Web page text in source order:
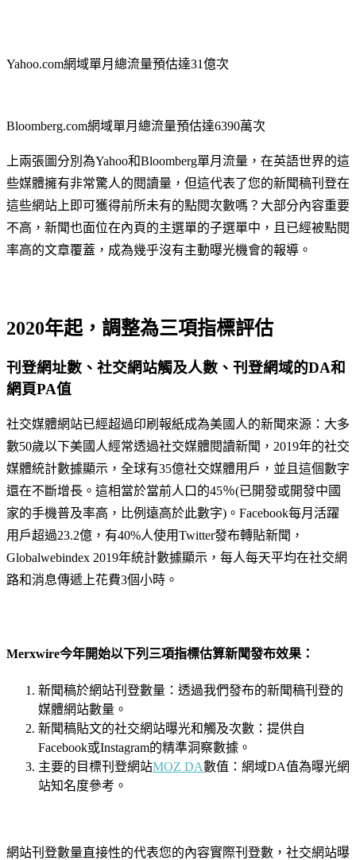
Yahoo.com網域單月總流量預估達31億次
Bloomberg.com網域單月總流量預估達6390萬次
上兩張圖分別為Yahoo和Bloomberg單月流量，在英語世界的這
些媒體擁有非常驚人的閱讀量，但這代表了您的新聞稿刊登在
這些網站上即可獲得前所未有的點閱次數嗎？大部分內容重要
不高，新聞也面位在內頁的主選單的子選單中，且已經被點閱
率高的文章覆蓋，成為幾乎沒有主動曝光機會的報導。
2020年起，調整為三項指標評估
刊登網址數、社交網站觸及人數、刊登網域的DA和
網頁PA值
社交媒體網站已經超過印刷報紙成為美國人的新聞來源：大多
數50歲以下美國人經常透過社交媒體閱讀新聞，2019年的社交
媒體統計數據顯示，全球有35億社交媒體用戶，並且這個數字
還在不斷增長。這相當於當前人口的45％(已開發或開發中國
家的手機普及率高，比例遠高於此數字)。Facebook每月活躍
用戶超過23.2億，有40%人使用Twitter發布轉貼新聞，
Globalwebindex 2019年統計數據顯示，每人每天平均在社交網
路和消息傳遞上花費3個小時。
Merxwire今年開始以下列三項指標估算新聞發布效果：
新聞稿於網站刊登數量：透過我們發布的新聞稿刊登的
媒體網站數量。
新聞稿貼文的社交網站曝光和觸及次數：提供自
Facebook或Instagram的精準洞察數據。
主要的目標刊登網站MOZ DA數值：網域DA值為曝光網
站知名度參考。
網站刊登數量直接性的代表您的內容實際刊登數，社交網站曝